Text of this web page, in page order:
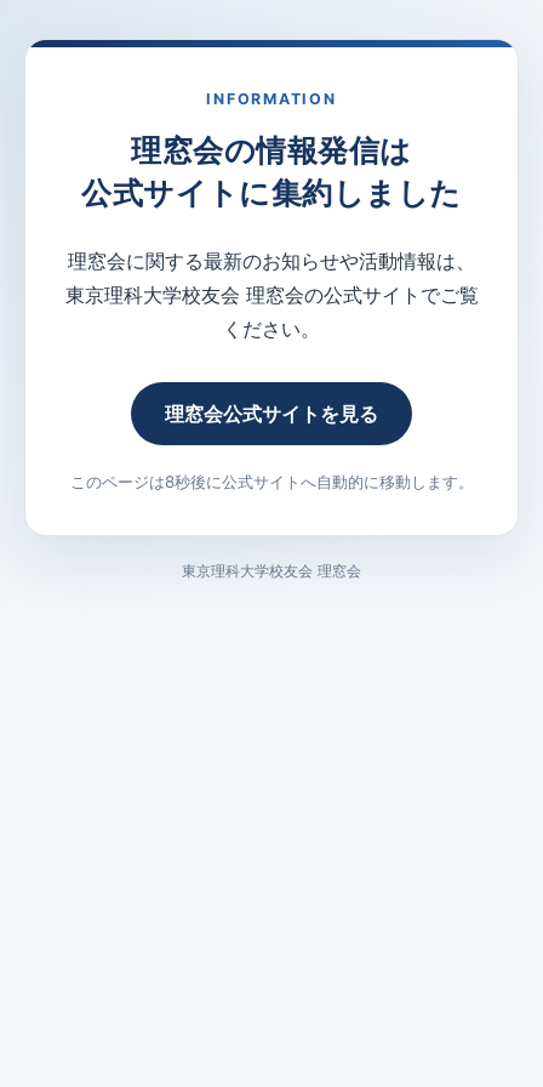
INFORMATION
理窓会の情報発信は
公式サイトに集約しました
理窓会に関する最新のお知らせや活動情報は、
東京理科大学校友会 理窓会の公式サイトでご覧
ください。
理窓会公式サイトを見る
このページは8秒後に公式サイトへ自動的に移動します。
東京理科大学校友会 理窓会